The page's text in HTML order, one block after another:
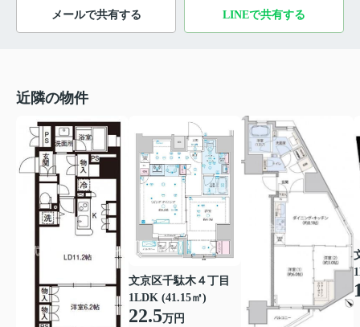
メールで共有する LINEで共有する
近隣の物件
文京区千駄木４丁目
1LDK (41.15㎡)
22.5万円